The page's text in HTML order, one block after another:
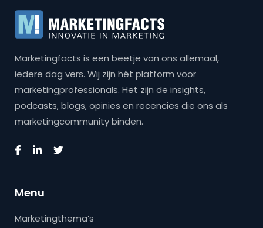
Marketingfacts is een beetje van ons allemaal,
iedere dag vers. Wij zijn hét platform voor
marketingprofessionals. Het zijn de insights,
podcasts, blogs, opinies en recencies die ons als
marketingcommunity binden.
Menu
Marketingthema’s